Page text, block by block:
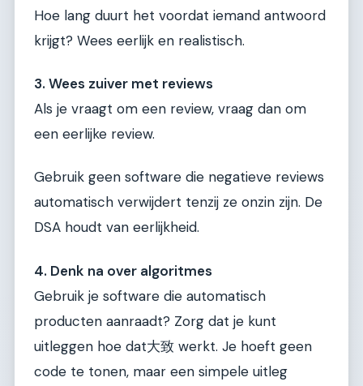
Hoe lang duurt het voordat iemand antwoord
krijgt? Wees eerlijk en realistisch.
3. Wees zuiver met reviews
Als je vraagt om een review, vraag dan om
een eerlijke review.
Gebruik geen software die negatieve reviews
automatisch verwijdert tenzij ze onzin zijn. De
DSA houdt van eerlijkheid.
4. Denk na over algoritmes
Gebruik je software die automatisch
producten aanraadt? Zorg dat je kunt
uitleggen hoe dat大致 werkt. Je hoeft geen
code te tonen, maar een simpele uitleg